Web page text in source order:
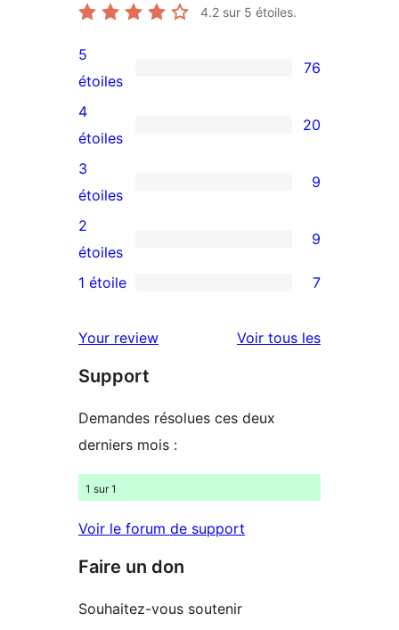
4.2 sur 5 étoiles.
76
avis
à
5
étoiles
5
étoiles
76
20
avis
à
4
étoiles
4
étoiles
20
9
avis
à
3
3
étoiles
9
9
avis
2
2
étoiles
9
à
1
1 étoile 7
Your review Voir tous lesavis
Support
Demandes résolues ces deux
derniers mois :
1 sur 1
Voir le forum de support
Faire un don
Souhaitez-vous soutenir